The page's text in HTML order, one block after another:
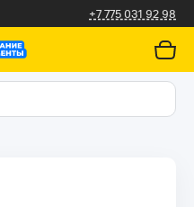
+7 775 031 92 98